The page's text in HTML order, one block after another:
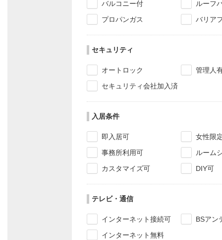
バルコニー付
ルーフ
プロパンガス
バリア
セキュリティ
オートロック
管理人
セキュリティ会社加入済
入居条件
即入居可
女性限
事務所利用可
ルーム
カスタマイズ可
DIY可
テレビ・通信
インターネット接続可
BSアン
インターネット無料